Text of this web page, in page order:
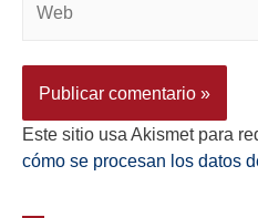
Este sitio usa Akismet para
cómo se procesan los datos